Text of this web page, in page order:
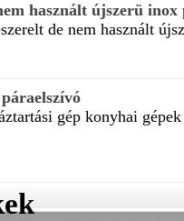
használt újszerü inox
de nem használt
gép konyhai